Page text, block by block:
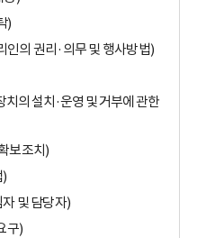
)
인의 권리·의무 및 행사방법)
치의 설치·운영 및 거부에 관한
보조치)
및 담당자)
구)